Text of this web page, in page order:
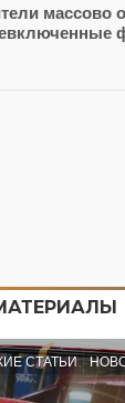
массово
СТАТЬИ